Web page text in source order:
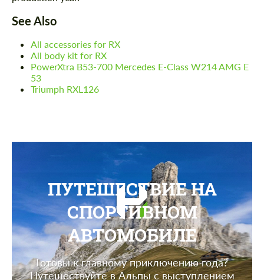
See Also
All accessories for RX
All body kit for RX
PowerXtra B53-700 Mercedes E-Class W214 AMG E
53
Triumph RXL126
ПУТЕШЕСТВИЕ НА
СПОРТИВНОМ
АВТОМОБИЛЕ
Готовы к главному приключению года?
Путешествуйте в Альпы с выступлением